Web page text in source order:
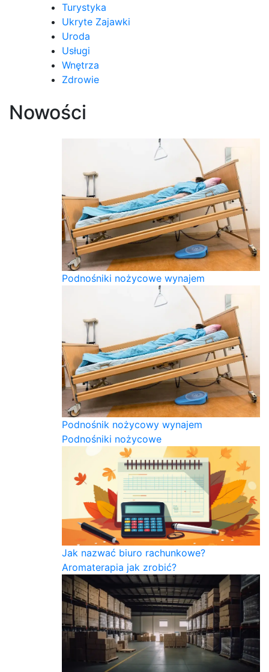
Turystyka
Ukryte Zajawki
Uroda
Usługi
Wnętrza
Zdrowie
Nowości
Podnośniki nożycowe wynajem
Podnośnik nożycowy wynajem
Podnośniki nożycowe
Jak nazwać biuro rachunkowe?
Aromaterapia jak zrobić?